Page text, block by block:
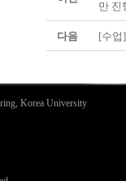
만 진
다음 [수업
Korea University